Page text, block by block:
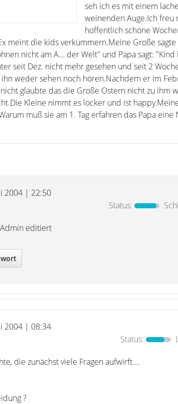
seh ich es mit einem
weinenden Auge.Ich freu
hoffentlich schöne
meint die kids verkümmern.Meine Große
nicht am A... der Welt" und Papa sagt:
seit Dez. nicht mehr gesehen und seit 2
weder sehen noch hören.Nachdem er im
glaubte das die Große Ostern nicht zu ihm
Kleine nimmt es locker und ist
muß sie am 1. Tag erfahren das Papa eine
2004 | 22:50
Status:
editiert
2004 | 08:34
Status:
die zunächst viele Fragen aufwirft....
?